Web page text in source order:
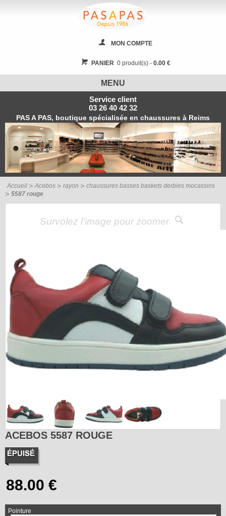
MON COMPTE
PANIER0 produit(s) - 0.00 €
MENU
Service client
03 26 40 42 32
PAS A PAS, boutique spécialisée en chaussures à Reims
Accueil Acebos rayon
chaussures basses baskets derbies mocassins
5587 rouge
Survolez l’image pour zoomer
ACEBOS 5587 ROUGE
Pointure